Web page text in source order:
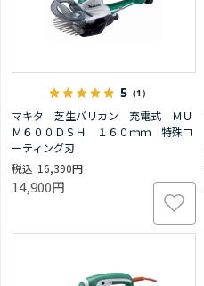
5 （1）
マキタ 芝生バリカン 充電式 ＭＵ
Ｍ６００ＤＳＨ １６０ｍｍ 特殊コ
ーティング刃
16,390円
14,900円